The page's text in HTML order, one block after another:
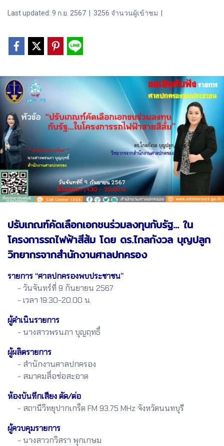
Last updated: 9 ก.ย. 2567 3256 จำนวนผู้เข้าชม
ปรับเกณฑ์คัดเลือกเอกชนร่วมลงทุนกับรัฐ... ใน
โครงการรถไฟฟ้าสีส้ม โดย ดร.ไกลกังวล บุญปลูก
วิทยากรจากสำนักงานศาลปกครอง
รายการ “ศาลปกครองพบประชาชน”
- วันจันทร์ที่ 9 กันยายน 2567
- เวลา 19.30-20.00 น.
ผู้ดำเนินรายการ
- นางสาวพรนภา บุญฤทธิ์
ผู้ผลิตรายการ
- สำนักงานศาลปกครอง
- สมาคมสื่อช่อสะอาด
ห้องบันทึกเสียง ตัด/ต่อ
- สถานีวิทยุปากเกร็ด FM 93.75 MHz จังหวัดนนทบุรี
ผู้ควบคุมรายการ
- นางสาวกวิสรา พุกเกษม